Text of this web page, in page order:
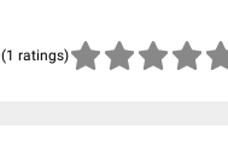
(1 ratings)